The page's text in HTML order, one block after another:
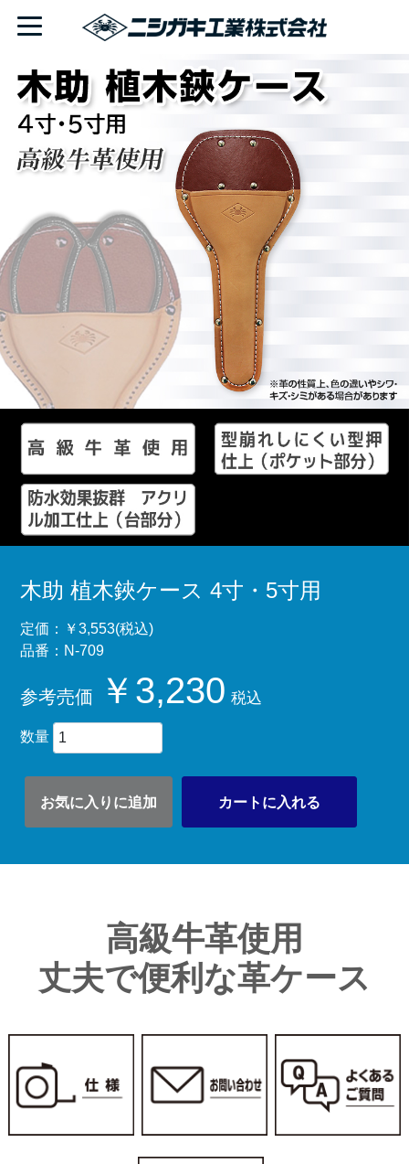
木助 植木鋏ケース 4寸・5寸用
定価：￥3,553(税込)
品番：N-709
参考売価 ￥3,230 税込
数量
カートに入れる
お気に入りに追加
高級牛革使用
丈夫で便利な革ケース